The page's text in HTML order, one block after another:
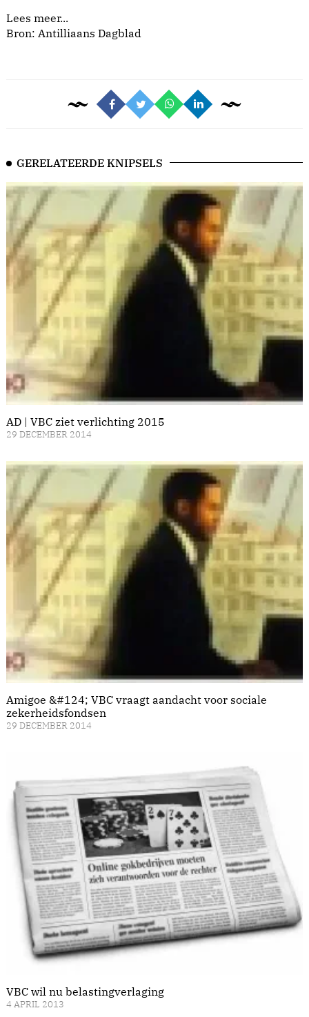
Lees meer...
Bron: Antilliaans Dagblad
GERELATEERDE KNIPSELS
AD | VBC ziet verlichting 2015
29 DECEMBER 2014
Amigoe &#124; VBC vraagt aandacht voor sociale
zekerheidsfondsen
29 DECEMBER 2014
VBC wil nu belastingverlaging
4 APRIL 2013